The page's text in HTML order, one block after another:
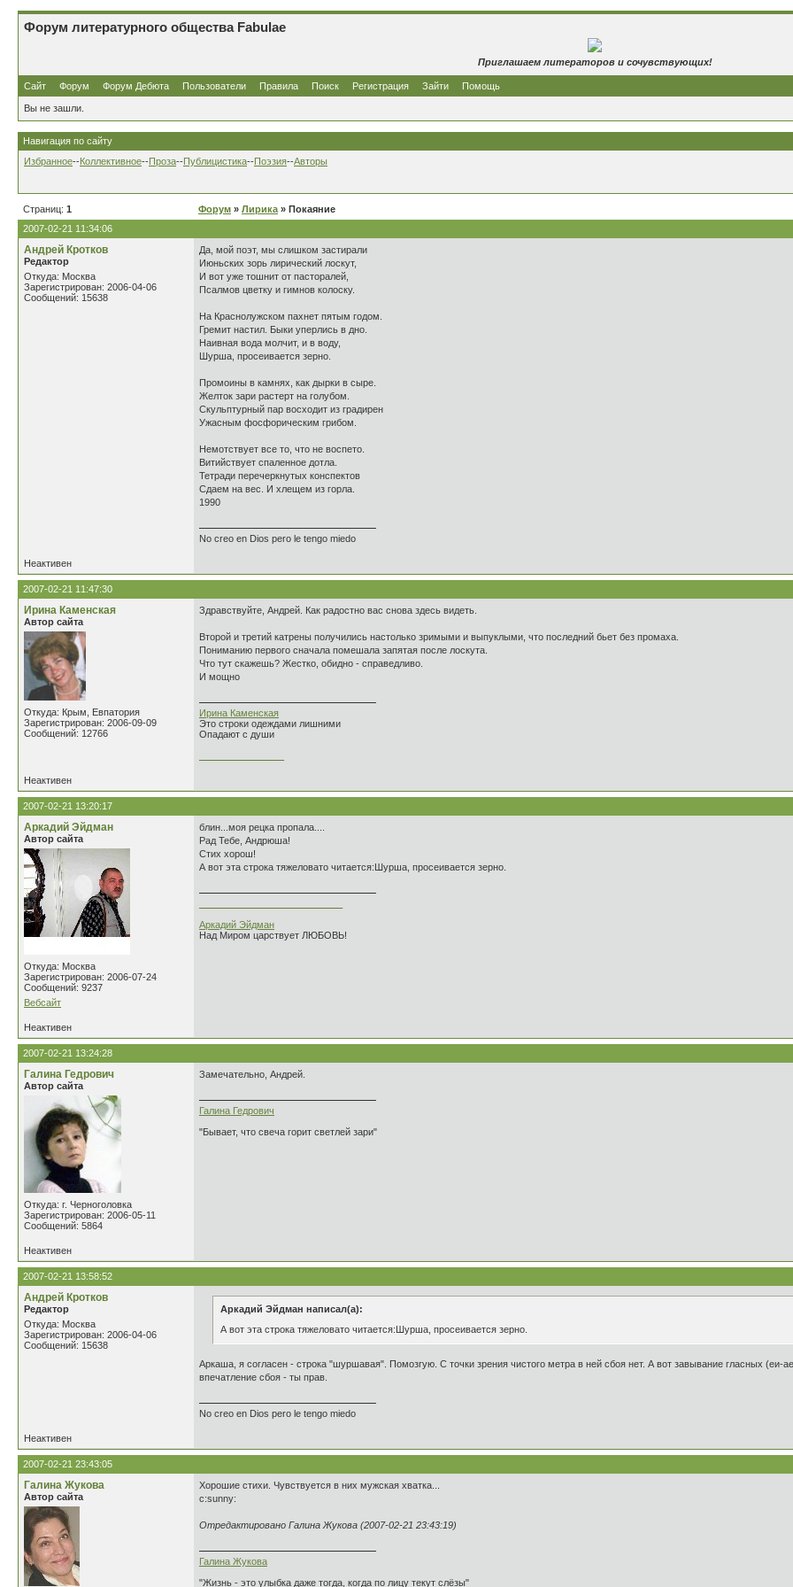
Форум литературного общества Fabulae
Приглашаем литераторов и сочувствующих!
Сайт Форум Форум Дебюта Пользователи Правила Поиск Регистрация Зайти Помощь
Вы не зашли.
Навигация по сайту
Избранное--Коллективное--Проза--Публицистика--Поэзия--Авторы
Страниц: 1 Форум » Лирика » Покаяние
2007-02-21 11:34:06
Андрей Кротков
Редактор
Откуда: Москва
Зарегистрирован: 2006-04-06
Сообщений: 15638
Да, мой поэт, мы слишком застирали
Июньских зорь лирический лоскут,
И вот уже тошнит от пасторалей,
Псалмов цветку и гимнов колоску.
На Краснолужском пахнет пятым годом.
Гремит настил. Быки уперлись в дно.
Наивная вода молчит, и в воду,
Шурша, просеивается зерно.
Промоины в камнях, как дырки в сыре.
Желток зари растерт на голубом.
Скульптурный пар восходит из градирен
Ужасным фосфорическим грибом.
Немотствует все то, что не воспето.
Витийствует спаленное дотла.
Тетради перечеркнутых конспектов
Сдаем на вес. И хлещем из горла.
1990
No creo en Dios pero le tengo miedo
Неактивен
2007-02-21 11:47:30
Ирина Каменская
Автор сайта
Откуда: Крым, Евпатория
Зарегистрирован: 2006-09-09
Сообщений: 12766
Здравствуйте, Андрей. Как радостно вас снова здесь видеть.
Второй и третий катрены получились настолько зримыми и выпуклыми, что последний бьет без промаха.
Пониманию первого сначала помешала запятая после лоскута.
Что тут скажешь? Жестко, обидно - справедливо.
И мощно
Ирина Каменская
Это строки одеждами лишними
Опадают с души
Неактивен
2007-02-21 13:20:17
Аркадий Эйдман
Автор сайта
Откуда: Москва
Зарегистрирован: 2006-07-24
Сообщений: 9237
Вебсайт
блин...моя рецка пропала....
Рад Тебе, Андрюша!
Стих хорош!
А вот эта строка тяжеловато читается:Шурша, просеивается зерно.
Аркадий Эйдман
Над Миром царствует ЛЮБОВЬ!
Неактивен
2007-02-21 13:24:28
Галина Гедрович
Автор сайта
Откуда: г. Черноголовка
Зарегистрирован: 2006-05-11
Сообщений: 5864
Замечательно, Андрей.
Галина Гедрович
"Бывает, что свеча горит светлей зари"
Неактивен
2007-02-21 13:58:52
Андрей Кротков
Редактор
Откуда: Москва
Зарегистрирован: 2006-04-06
Сообщений: 15638
Аркадий Эйдман написал(а):
А вот эта строка тяжеловато читается:Шурша, просеивается зерно.
Аркаша, я согласен - строка "шуршавая". Помозгую. С точки зрения чистого метра в ней сбоя нет. А вот завывание гласных (еи-
впечатление сбоя - ты прав.
No creo en Dios pero le tengo miedo
Неактивен
2007-02-21 23:43:05
Галина Жукова
Автор сайта
Хорошие стихи. Чувствуется в них мужская хватка...
с:sunny:
Отредактировано Галина Жукова (2007-02-21 23:43:19)
Галина Жукова
"Жизнь - это улыбка даже тогда, когда по лицу текут слёзы"